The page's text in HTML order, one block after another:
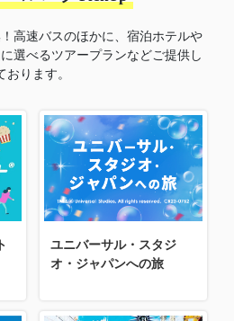
高速バスのほかに、宿泊ホテルや
選べるツアープランなどご提供し
おります。
ユニバーサル・スタジ
オ・ジャパンへの旅